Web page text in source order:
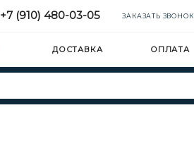
+7 (910) 480-03-05 ЗАКАЗАТЬ ЗВОНОК
ДОСТАВКА ОПЛАТА